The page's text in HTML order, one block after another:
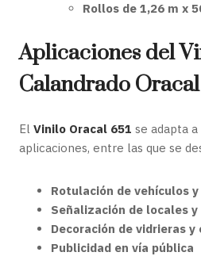
Rollos de 1,26 m x
Aplicaciones del
Calandrado Oracal
El Vinilo Oracal 651 se adapta
aplicaciones, entre las que se
Rotulación de vehículos
Señalización de locales
Decoración de vidrieras
Publicidad en vía pública